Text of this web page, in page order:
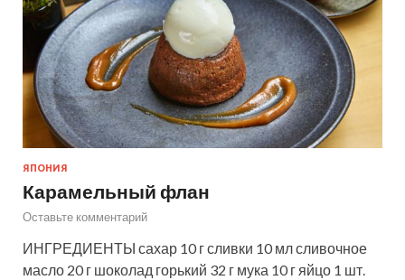
ЯПОНИЯ
Карамельный флан
Оставьте комментарий
ИНГРЕДИЕНТЫ сахар 10 г сливки 10 мл сливочное
масло 20 г шоколад горький 32 г мука 10 г яйцо 1 шт.